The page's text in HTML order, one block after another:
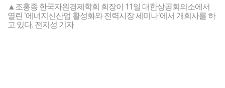
▲조홍종 한국자원경제학회 회장이 11일 대한상공회의소에서
열린 '에너지신산업 활성화와 전력시장 세미나'에서 개회사를 하
고 있다. 전지성 기자